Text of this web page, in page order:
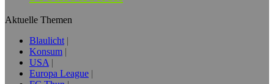
Aktuelle Themen
Blaulicht
Konsum
USA
Europa League